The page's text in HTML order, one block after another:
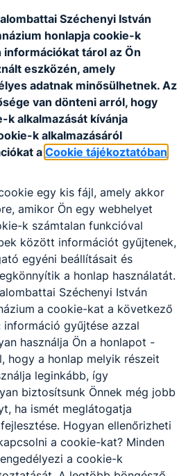
alapján, szakképző
által egyaránt
rövidebb időtartamú,
ráépülő vagy egyéb speciális
keretében
alkotják.
befejezése után a képzésben
vizsgaközpontban képesítő
vizsga eredményeként kiállított
államilag elismert, önálló
nem biztosító szakképesítést
az első képesítő vizsga
tanulhatnak azok, akik
az új szakképzési
szakképesítéssel.
szakmai programjában
az intézmény
alapján lehetőség van a
megszerzett ismeretek és
és ezáltal a képzési idő
Széchenyi István
honlapja cookie-k
tárol az Ön
eszközén, amely
adatnak minősülhetnek. Az
van dönteni arról, hogy
k alkalmazását kívánja
k alkalmazásáról
a Cookie tájékoztatóban
egy kis fájl, amely akkor
amikor Ön egy webhelyet
k számtalan funkcióval
között információt gyűjtenek,
egyéni beállításait és
a honlap használatát.
Széchenyi István
a cookie-kat a következő
információ gyűjtése azzal
használja Ön a honlapot -
hogy a honlap melyik részeit
leginkább, így
biztosítsunk Önnek még jobb
ha ismét meglátogatja
Hogyan ellenőrizheti
a cookie-kat? Minden
a cookie-k